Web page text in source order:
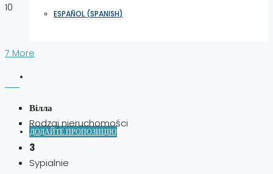
ESPAÑOL (SPANISH)
ДОДАЙТЕ ПРОПОЗИЦІЮ
10
7 More
Вілла
Rodzaj nieruchomości
3
Sypialnie